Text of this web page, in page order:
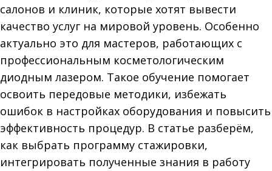
салонов и клиник, которые хотят вывести
качество услуг на мировой уровень. Особенно
актуально это для мастеров, работающих с
профессиональным косметологическим
диодным лазером. Такое обучение помогает
освоить передовые методики, избежать
ошибок в настройках оборудования и повысить
эффективность процедур. В статье разберём,
как выбрать программу стажировки,
интегрировать полученные знания в работу